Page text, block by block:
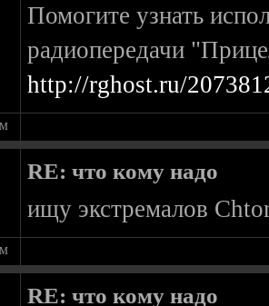
Помогите узнать
радиопередачи
http://rghost.ru/
RE: что кому надо
ищу экстремалов
RE: что кому надо